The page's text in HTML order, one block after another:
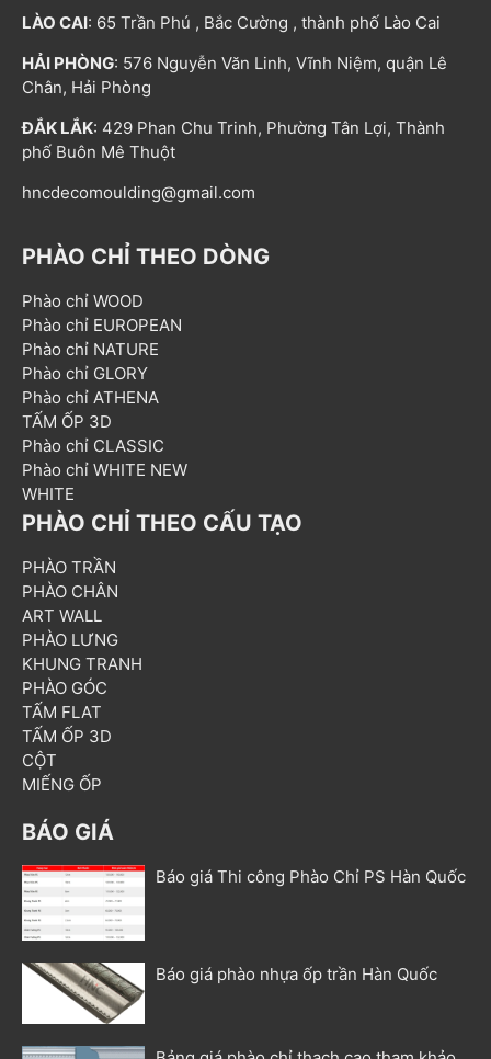
LÀO CAI: 65 Trần Phú , Bắc Cường , thành phố Lào Cai
HẢI PHÒNG: 576 Nguyễn Văn Linh, Vĩnh Niệm, quận Lê
Chân, Hải Phòng
ĐẮK LẮK: 429 Phan Chu Trinh, Phường Tân Lợi, Thành
phố Buôn Mê Thuột
hncdecomoulding@gmail.com
PHÀO CHỈ THEO DÒNG
Phào chỉ WOOD
Phào chỉ EUROPEAN
Phào chỉ NATURE
Phào chỉ GLORY
Phào chỉ ATHENA
TẤM ỐP 3D
Phào chỉ CLASSIC
Phào chỉ WHITE NEW
WHITE
PHÀO CHỈ THEO CẤU TẠO
PHÀO TRẦN
PHÀO CHÂN
ART WALL
PHÀO LƯNG
KHUNG TRANH
PHÀO GÓC
TẤM FLAT
TẤM ỐP 3D
CỘT
MIẾNG ỐP
BÁO GIÁ
Báo giá Thi công Phào Chỉ PS Hàn Quốc
Báo giá phào nhựa ốp trần Hàn Quốc